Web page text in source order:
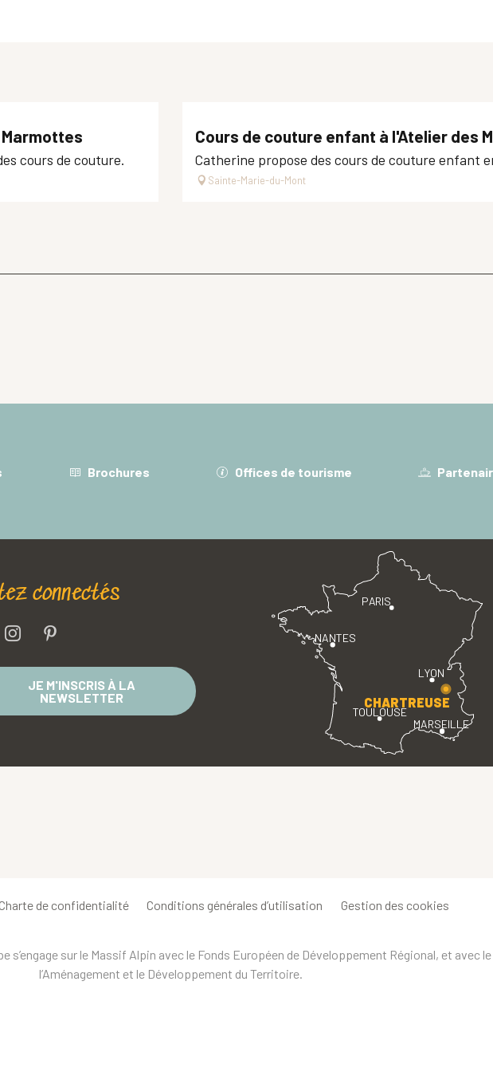
cours de couture.
Cours de couture enfant à l'Atelier des
Catherine propose des cours de couture enfant
Sainte-Marie-du-Mont
Brochures Offices de tourisme
connectés
JE M'INSCRIS À LA
NEWSLETTER
PARIS
LYON
TOULOUSE
MARSEILLE
NANTES
CHARTREUSE
de confidentialité Conditions générales d’utilisation Gestion des cookies
s’engage sur le Massif Alpin avec le Fonds Européen de Développement Régional, et avec
l’Aménagement et le Développement du Territoire.